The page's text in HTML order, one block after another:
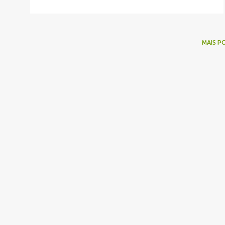
MAIS